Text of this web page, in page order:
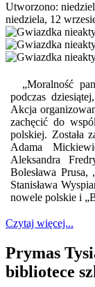
Utworzono:
niedziela, 12
„Moralność
podczas
Akcja
zachęcić do
polskiej. Została
Adama
Aleksandra
Bolesława
Stanisława
nowele polskie i
Czytaj więcej...
Prymas
bibliotece